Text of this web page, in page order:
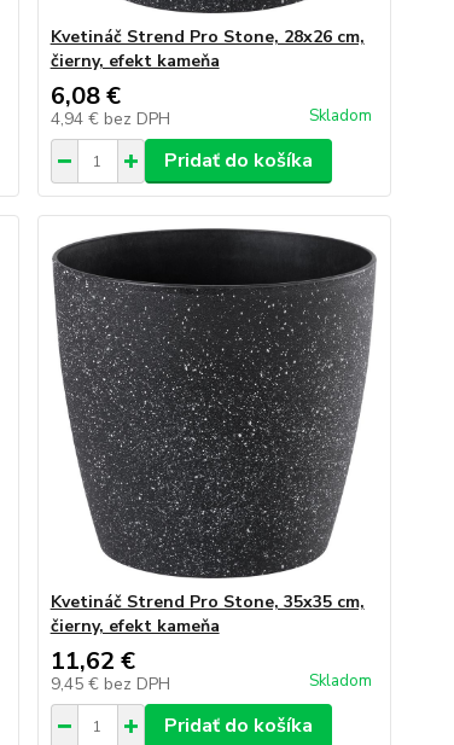
Kvetináč Strend Pro Stone, 28x26 cm,
čierny, efekt kameňa
6,08 €
4,94 € bez DPH Skladom
Pridať do košíka
Kvetináč Strend Pro Stone, 35x35 cm,
čierny, efekt kameňa
11,62 €
9,45 € bez DPH Skladom
Pridať do košíka